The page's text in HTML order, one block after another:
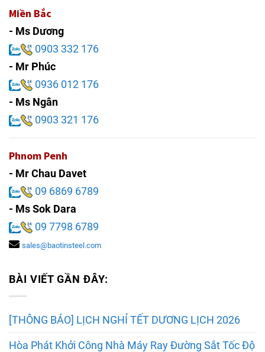
Miền Bắc
- Ms Dương
0903 332 176
- Mr Phúc
0936 012 176
- Ms Ngân
0903 321 176
Phnom Penh
- Mr Chau Davet
09 6869 6789
- Ms Sok Dara
09 7798 6789
sales@baotinsteel.com
BÀI VIẾT GẦN ĐÂY:
[THÔNG BÁO] LỊCH NGHỈ TẾT DƯƠNG LỊCH 2026
Hòa Phát Khởi Công Nhà Máy Ray Đường Sắt Tốc Độ